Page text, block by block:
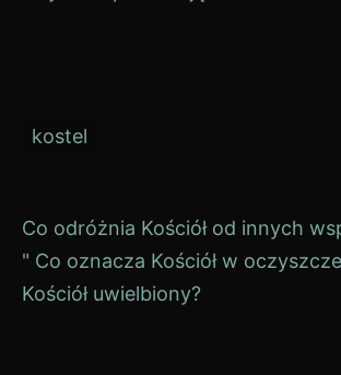
kostel
Navigace
pro
Co odróżnia Kościół od innych
" Co oznacza Kościół w
Kościół uwielbiony?